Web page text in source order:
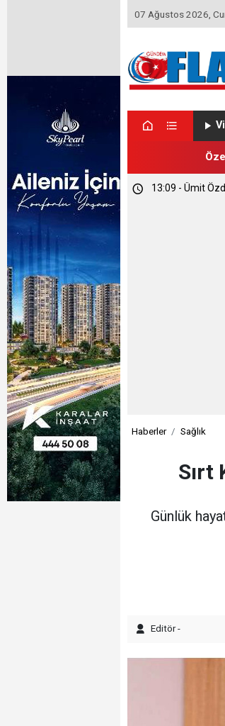
07 Ağustos 2026,
23:46 - Memet
13:09 - Ümit
Haberler Sağlık
Sırt
Günlük
Editör -